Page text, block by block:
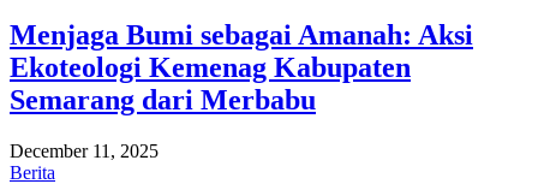
Menjaga Bumi sebagai Amanah: Aksi
Ekoteologi Kemenag Kabupaten
Semarang dari Merbabu
December 11, 2025
Berita